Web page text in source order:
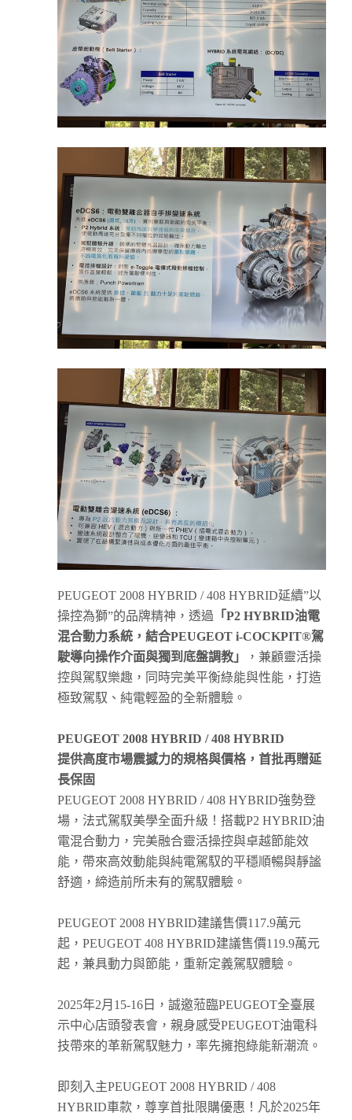
PEUGEOT 2008 HYBRID / 408 HYBRID延續”以
操控為獅”的品牌精神，透過 「P2 HYBRID油電
混合動力系統，結合PEUGEOT i-COCKPIT®駕
駛導向操作介面與獨到底盤調教 」
，兼顧靈活操
控與駕馭樂趣，同時完美平衡綠能與性能，打造
極致駕馭、純電輕盈的全新體驗。
PEUGEOT 2008 HYBRID / 408 HYBRID
提供高度市場震撼力的規格與價格，首批再贈延
長保固
PEUGEOT 2008 HYBRID / 408 HYBRID強勢登
場，法式駕馭美學全面升級！搭載P2 HYBRID油
電混合動力，完美融合靈活操控與卓越節能效
能，帶來高效動能與純電駕馭的平穩順暢與靜謐
舒適，締造前所未有的駕馭體驗。
PEUGEOT 2008 HYBRID建議售價117.9萬元
起，PEUGEOT 408 HYBRID建議售價119.9萬元
起，兼具動力與節能，重新定義駕馭體驗。
2025年2月15-16日，誠邀蒞臨PEUGEOT全臺展
示中心店頭發表會，親身感受PEUGEOT油電科
技帶來的革新駕馭魅力，率先擁抱綠能新潮流。
即刻入主PEUGEOT 2008 HYBRID / 408
HYBRID車款，尊享首批限購優惠！凡於2025年